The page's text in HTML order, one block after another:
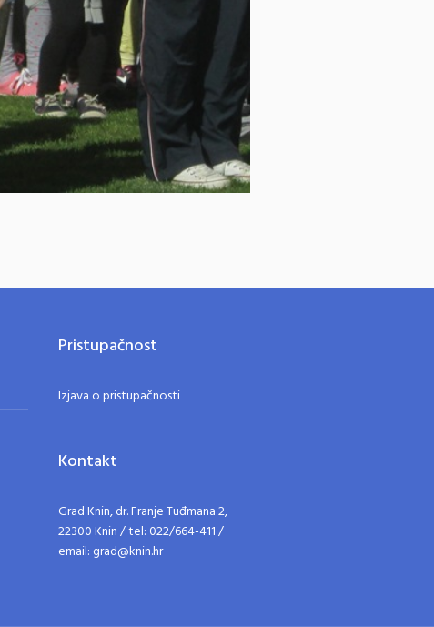
Pristupačnost
Izjava o pristupačnosti
Kontakt
Grad Knin, dr. Franje Tuđmana 2,
22300 Knin / tel: 022/664-411 /
email: grad@knin.hr